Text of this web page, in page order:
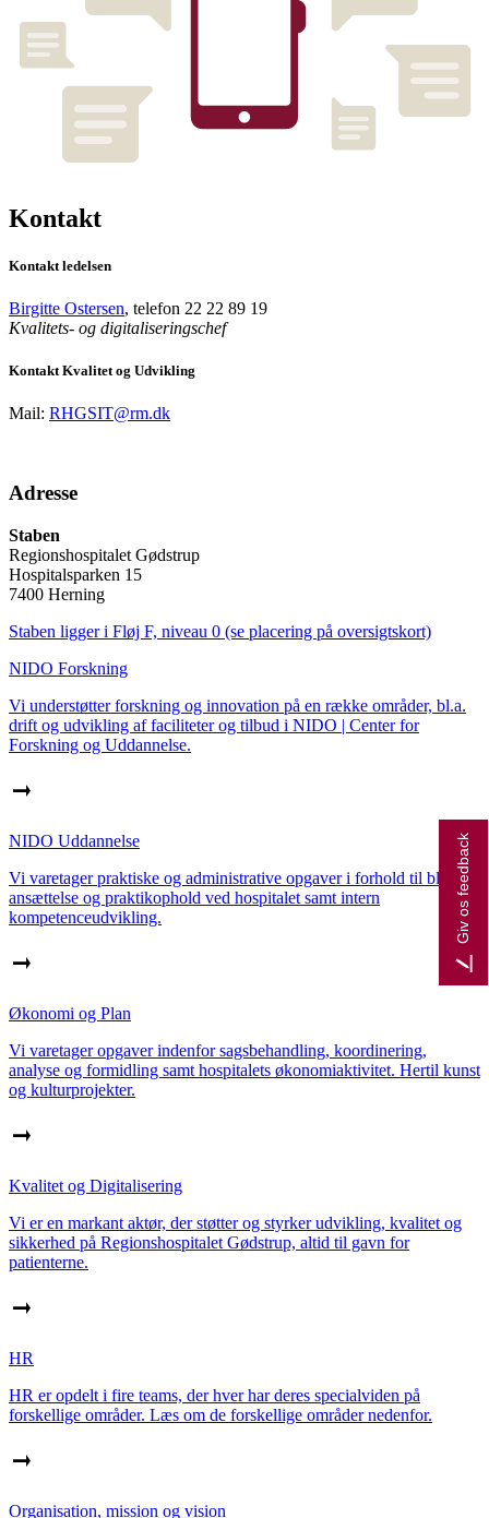
Kontakt
Kontakt ledelsen
Birgitte Ostersen, telefon 22 22 89 19
Kvalitets- og digitaliseringschef
Kontakt Kvalitet og Udvikling
Mail: RHGSIT@rm.dk
Adresse
Staben
Regionshospitalet Gødstrup
Hospitalsparken 15
7400 Herning
Staben ligger i Fløj F, niveau 0 (se placering på oversigtskort)
NIDO Forskning
Vi understøtter forskning og innovation på en række områder, bl.a.
drift og udvikling af faciliteter og tilbud i NIDO | Center for
Forskning og Uddannelse.
NIDO Uddannelse
Vi varetager praktiske og administrative opgaver i forhold til bl.a.
ansættelse og praktikophold ved hospitalet samt intern
kompetenceudvikling.
Økonomi og Plan
Vi varetager opgaver indenfor sagsbehandling, koordinering,
analyse og formidling samt hospitalets økonomiaktivitet. Hertil kunst
og kulturprojekter.
Kvalitet og Digitalisering
Vi er en markant aktør, der støtter og styrker udvikling, kvalitet og
sikkerhed på Regionshospitalet Gødstrup, altid til gavn for
patienterne.
HR
HR er opdelt i fire teams, der hver har deres specialviden på
forskellige områder. Læs om de forskellige områder nedenfor.
Organisation, mission og vision
Giv os feedback